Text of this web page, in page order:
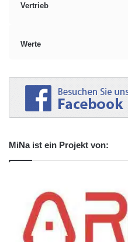
Vertrieb
Werte
MiNa ist ein Projekt von: